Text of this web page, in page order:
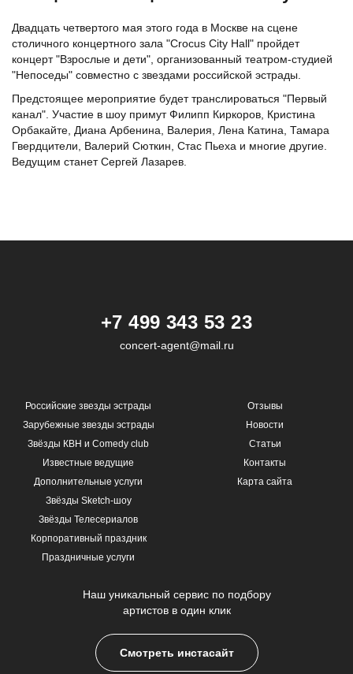
Двадцать четвертого мая этого года в Москве на сцене
столичного концертного зала "Crocus City Hall" пройдет
концерт "Взрослые и дети", организованный театром-студией
"Непоседы" совместно с звездами российской эстрады.
Предстоящее мероприятие будет транслироваться "Первый
канал". Участие в шоу примутФилипп Киркоров , Кристина
Орбакайте, Диана Арбенина, Валерия , Лена Катина, Тамара
Гвердцители , Валерий Сюткин, Стас Пьеха и многие другие.
Ведущим станетСергей Лазарев
+7 499 343 53 23
concert-agent@mail.ru
Российские звезды эстрады
Зарубежные звезды эстрады
Звёзды КВН и Comedy club
Известные ведущие
Дополнительные услуги
Звёзды Sketch-шоу
Звёзды Телесериалов
Корпоративный праздник
Праздничные услуги
Отзывы
Новости
Статьи
Контакты
Карта сайта
Наш уникальный сервис по подбору
артистов в один клик
Смотреть инстасайт